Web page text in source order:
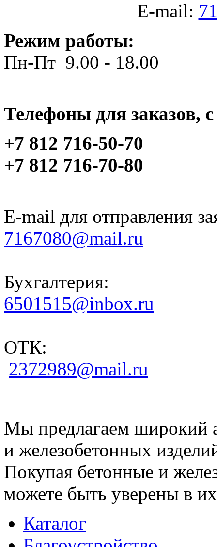
E-mail:
Режим работы:
Пн-Пт 9.00 - 18.00
Телефоны для заказов,
+7 812 716-50-70
+7 812 716-70-80
E-mail для отправления
7167080@mail.ru
Бухгалтерия:
6501515@inbox.ru
ОТК:
2372989@mail.ru
Мы предлагаем широкий
и железобетонных
Покупая бетонные и
можете быть уверены в их
Каталог